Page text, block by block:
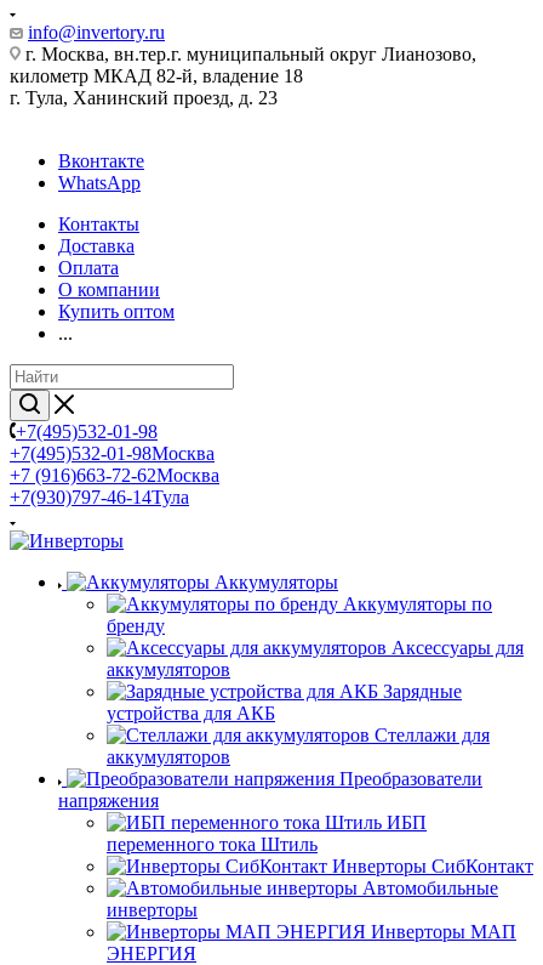
info@invertory.ru
г. Москва, вн.тер.г. муниципальный округ Лианозово,
километр МКАД 82-й, владение 18
г. Тула, Ханинский проезд, д. 23
Вконтакте
WhatsApp
Контакты
Доставка
Оплата
О компании
Купить оптом
...
+7(495)532-01-98
+7(495)532-01-98Москва
+7 (916)663-72-62Москва
+7(930)797-46-14Тула
Аккумуляторы
Аккумуляторы по
бренду
Аксессуары для
аккумуляторов
Зарядные
устройства для АКБ
Стеллажи для
аккумуляторов
Преобразователи
напряжения
ИБП
переменного тока Штиль
Инверторы СибКонтакт
Автомобильные
инверторы
Инверторы МАП
ЭНЕРГИЯ